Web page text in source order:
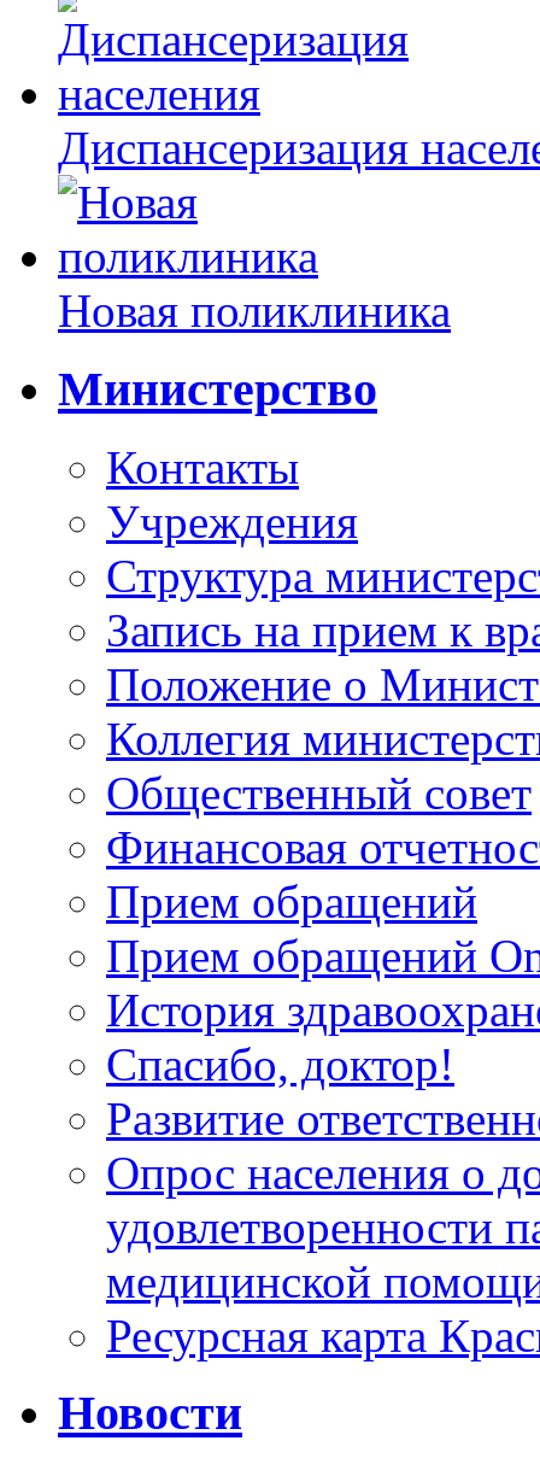
Диспансеризация
Новая поликлиника
Министерство
Контакты
Учреждения
Структура
Запись на прием к
Положение о
Коллегия
Общественный совет
Финансовая
Прием обращений
Прием обращений
История
Спасибо, доктор!
Развитие
Опрос населения о
удовлетворенности
медицинской
Ресурсная карта
Новости